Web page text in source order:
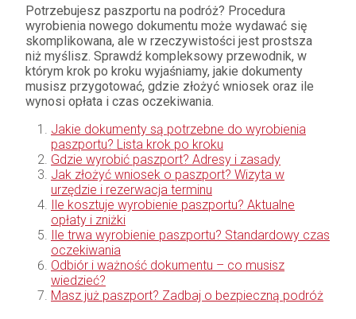
Potrzebujesz paszportu na podróż? Procedura
wyrobienia nowego dokumentu może wydawać się
skomplikowana, ale w rzeczywistości jest prostsza
niż myślisz. Sprawdź kompleksowy przewodnik, w
którym krok po kroku wyjaśniamy, jakie dokumenty
musisz przygotować, gdzie złożyć wniosek oraz ile
wynosi opłata i czas oczekiwania.
Jakie dokumenty są potrzebne do wyrobienia
paszportu? Lista krok po kroku
Gdzie wyrobić paszport? Adresy i zasady
Jak złożyć wniosek o paszport? Wizyta w
urzędzie i rezerwacja terminu
Ile kosztuje wyrobienie paszportu? Aktualne
opłaty i zniżki
Ile trwa wyrobienie paszportu? Standardowy czas
oczekiwania
Odbiór i ważność dokumentu – co musisz
wiedzieć?
Masz już paszport? Zadbaj o bezpieczną podróż